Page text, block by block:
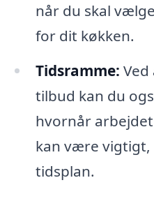
når du skal
for dit køkken.
Tidsramme:
tilbud kan du
hvornår
kan være vigtigt,
tidsplan.